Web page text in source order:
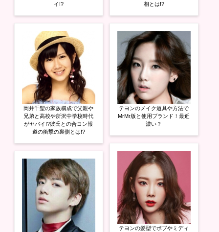
イ!?
岡井千聖の家族構成で父親や
兄弟と高校や所沢中学校時代
がヤバイ!?彼氏との合コン報
道の衝撃の裏側とは!?
相とは!?
テヨンのメイク道具や方法で
MrMr版と使用ブランド！最近
濃い？
テヨンの髪型でボブやミディ